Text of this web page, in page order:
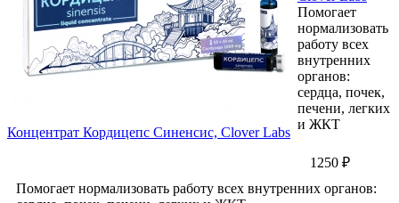
Концентрат Кордицепс Синенсис, Clover Labs
Помогает
нормализовать
работу всех
внутренних
органов:
сердца, почек,
печени, легких
и ЖКТ
1250 ₽
Помогает нормализовать работу всех внутренних органов: